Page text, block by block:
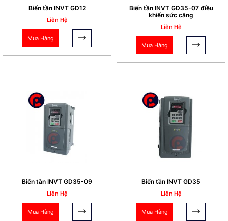
Biến tần INVT GD12
Liên Hệ
Mua Hàng
Biến tần INVT GD35-07 điều
khiển sức căng
Liên Hệ
Mua Hàng
Biến tần INVT GD35-09
Liên Hệ
Mua Hàng
Biến tần INVT GD35
Liên Hệ
Mua Hàng